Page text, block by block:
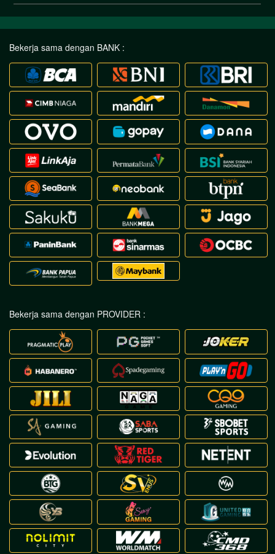
Bekerja sama dengan BANK :
Bekerja sama dengan PROVIDER :